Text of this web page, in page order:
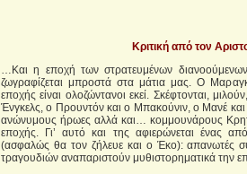
Κριτική από τον
…Και η εποχή των στρατευμένων
ζωγραφίζεται μπροστά στα μάτια μας. Ο
εποχής είναι ολοζώντανοι εκεί. Σκέφτονται,
Ένγκελς, ο Προυντόν και ο Μπακούνιν, ο Μανέ
ανώνυμους ήρωες αλλά και… κομμουνάρους
εποχής. Γι’ αυτό και της αφιερώνεται ένας
(ασφαλώς θα τον ζήλευε και ο Έκο): απανωτές
τραγουδιών αναπαριστούν μυθιστορηματικά την